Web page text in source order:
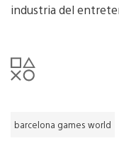
industria del
barcelona games world